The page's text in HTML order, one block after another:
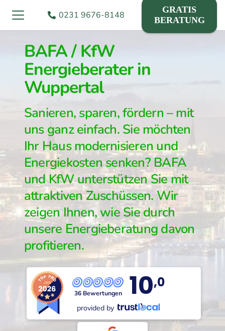
0231 9676-8148
GRATIS
BERATUNG
BAFA / KfW
Energieberater in
Wuppertal
Sanieren, sparen, fördern – mit
uns ganz einfach. Sie möchten
Ihr Haus modernisieren und
Energiekosten senken? BAFA
und KfW unterstützen Sie mit
attraktiven Zuschüssen. Wir
zeigen Ihnen, wie Sie durch
unsere Energieberatung davon
profitieren.
36 Bewertungen 10,0
provided by